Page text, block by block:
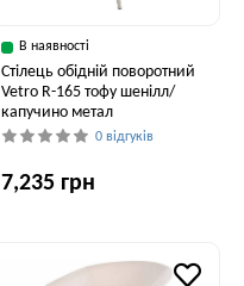
В наявності
Стілець обідній поворотний
Vetro R-165 тофу шенілл/
капучино метал
0 відгуків
7,235 грн